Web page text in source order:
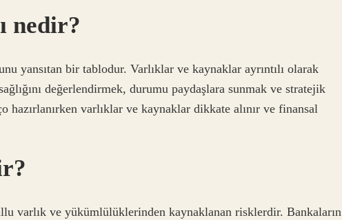
nedir?
yansıtan bir tablodur. Varlıklar ve kaynaklar ayrıntılı olarak
değerlendirmek, durumu paydaşlara sunmak ve stratejik
hazırlanırken varlıklar ve kaynaklar dikkate alınır ve finansal
varlık ve yükümlülüklerinden kaynaklanan risklerdir. Bankaların